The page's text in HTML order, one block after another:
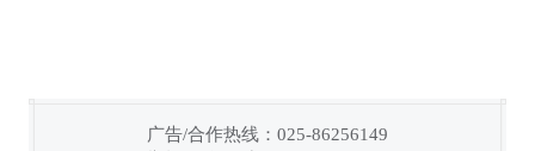
广告/合作热线：025-86256149